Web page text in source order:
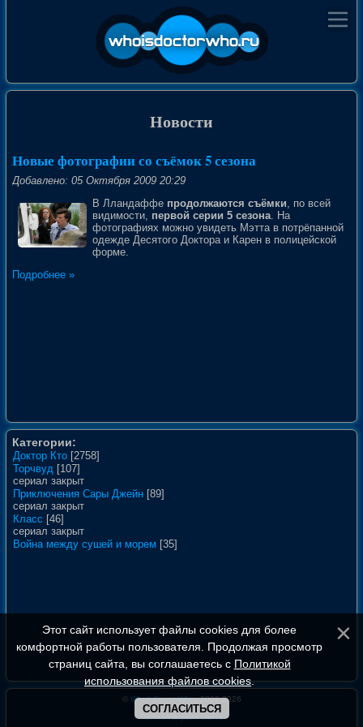
Новости
Новые фотографии со съёмок 5 сезона
Добавлено: 05 Октября 2009 20:29
В Лландаффе продолжаются съёмки, по всей
видимости, первой серии 5 сезона. На
фотографиях можно увидеть Мэтта в потрёпанной
одежде Десятого Доктора и Карен в полицейской
форме.
Подробнее »
Категории:
Доктор Кто [2758]
Торчвуд [107]
сериал закрыт
Приключения Сары Джейн [89]
сериал закрыт
Класс [46]
сериал закрыт
Война между сушей и морем [35]
© WhoIsDoctorWho, 2008-2026
Этот сайт использует файлы cookies для более
комфортной работы пользователя. Продолжая просмотр
страниц сайта, вы соглашаетесь с Политикой
использования файлов cookies.
СОГЛАСИТЬСЯ